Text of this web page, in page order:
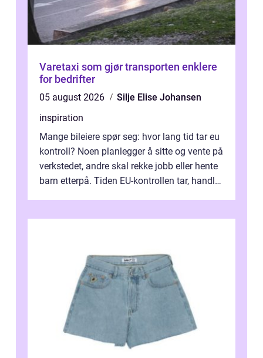
Varetaxi som gjør transporten enklere
for bedrifter
05 august 2026
Silje Elise Johansen
inspiration
Mange bileiere spør seg: hvor lang tid tar eu
kontroll? Noen planlegger å sitte og vente på
verkstedet, andre skal rekke jobb eller hente
barn etterpå. Tiden EU-kontrollen tar, handler